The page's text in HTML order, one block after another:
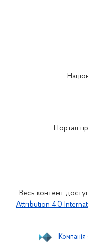
Портал
Весь контент
Attribution 4.0